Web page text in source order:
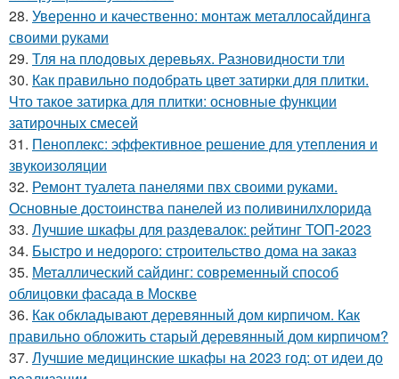
28. Уверенно и качественно: монтаж металлосайдинга
своими руками
29. Тля на плодовых деревьях. Разновидности тли
30. Как правильно подобрать цвет затирки для плитки.
Что такое затирка для плитки: основные функции
затирочных смесей
31. Пеноплекс: эффективное решение для утепления и
звукоизоляции
32. Ремонт туалета панелями пвх своими руками.
Основные достоинства панелей из поливинилхлорида
33. Лучшие шкафы для раздевалок: рейтинг ТОП-2023
34. Быстро и недорого: строительство дома на заказ
35. Металлический сайдинг: современный способ
облицовки фасада в Москве
36. Как обкладывают деревянный дом кирпичом. Как
правильно обложить старый деревянный дом кирпичом?
37. Лучшие медицинские шкафы на 2023 год: от идеи до